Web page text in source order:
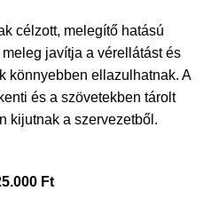
célzott, melegítő hatású
javítja a vérellátást és
könnyebben ellazulhatnak. A
és a szövetekben tárolt
kijutnak a szervezetből.
Ft